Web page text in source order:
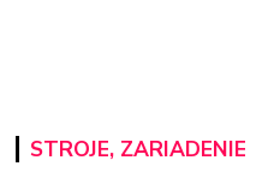
STROJE, ZARIADENIE